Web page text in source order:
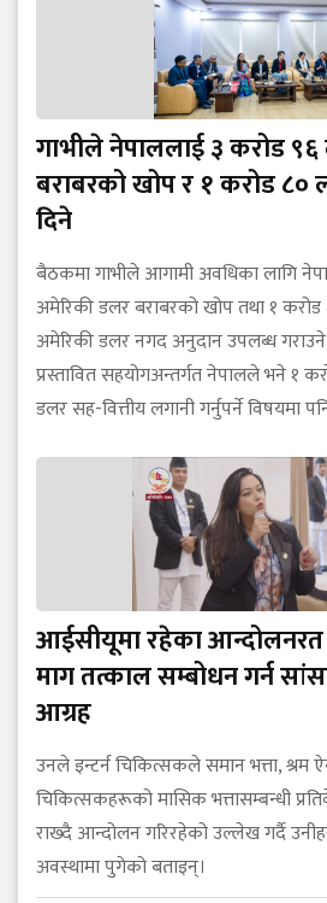
गाभीले नेपाललाई ३ करोड
बराबरको खोप र १ करोड
दिने
बैठकमा गाभीले आगामी अवधिका लागि
अमेरिकी डलर बराबरको खोप तथा १
अमेरिकी डलर नगद अनुदान उपलब्ध गराउने
प्रस्तावित सहयोगअन्तर्गत नेपालले भने १
डलर सह-वित्तीय लगानी गर्नुपर्ने
आईसीयूमा रहेका आन्दोलनरत
माग तत्काल सम्बोधन गर्न
आग्रह
उनले इन्टर्न चिकित्सकले समान भत्ता, श्रम
चिकित्सकहरूको मासिक भत्तासम्बन्धी
राख्दै आन्दोलन गरिरहेको उल्लेख गर्दै
अवस्थामा पुगेको बताइन्।